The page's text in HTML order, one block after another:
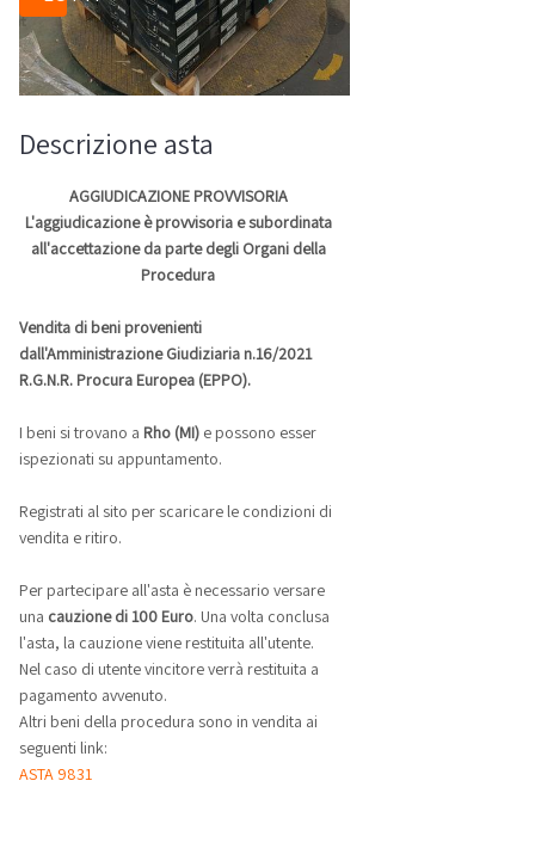
Descrizione asta
AGGIUDICAZIONE PROVVISORIA
L'aggiudicazione è provvisoria e subordinata
all'accettazione da parte degli Organi della
Procedura
Vendita di beni provenienti
dall'Amministrazione Giudiziaria n.16/2021
R.G.N.R. Procura Europea (EPPO).
I beni si trovano a Rho (MI) e possono esser
ispezionati su appuntamento.
Registrati al sito per scaricare le condizioni di
vendita e ritiro.
Per partecipare all'asta è necessario versare
una cauzione di 100 Euro. Una volta conclusa
l'asta, la cauzione viene restituita all'utente.
Nel caso di utente vincitore verrà restituita a
pagamento avvenuto.
Altri beni della procedura sono in vendita ai
seguenti link:
ASTA 9831